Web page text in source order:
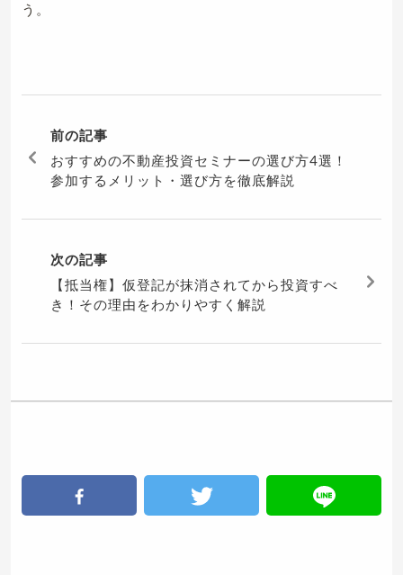
う。
前の記事
おすすめの不動産投資セミナーの選び方4選！
参加するメリット・選び方を徹底解説
次の記事
【抵当権】仮登記が抹消されてから投資すべ
き！その理由をわかりやすく解説